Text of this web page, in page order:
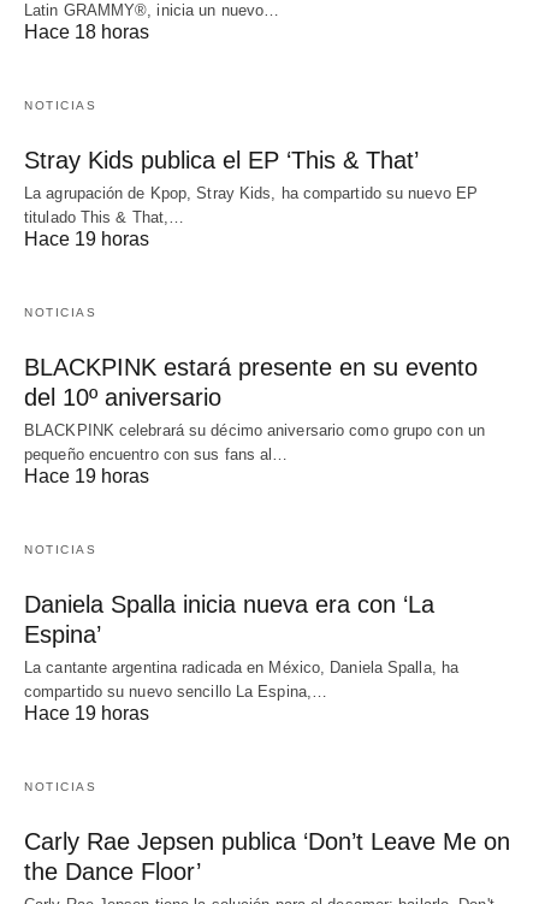
Latin GRAMMY®, inicia un nuevo…
Hace 18 horas
NOTICIAS
Stray Kids publica el EP ‘This & That’
La agrupación de Kpop, Stray Kids, ha compartido su nuevo EP
titulado This & That,…
Hace 19 horas
NOTICIAS
BLACKPINK estará presente en su evento
del 10º aniversario
BLACKPINK celebrará su décimo aniversario como grupo con un
pequeño encuentro con sus fans al…
Hace 19 horas
NOTICIAS
Daniela Spalla inicia nueva era con ‘La
Espina’
La cantante argentina radicada en México, Daniela Spalla, ha
compartido su nuevo sencillo La Espina,…
Hace 19 horas
NOTICIAS
Carly Rae Jepsen publica ‘Don’t Leave Me on
the Dance Floor’